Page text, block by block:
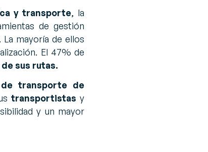
y transporte, la
de gestión
mayoría de ellos
El 47% de
sus rutas.
transporte de
transportistas y
y un mayor